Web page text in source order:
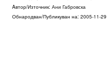
Aвтор/Източник: Ани Габровска
Обнародван/Публикуван на: 2005-11-29